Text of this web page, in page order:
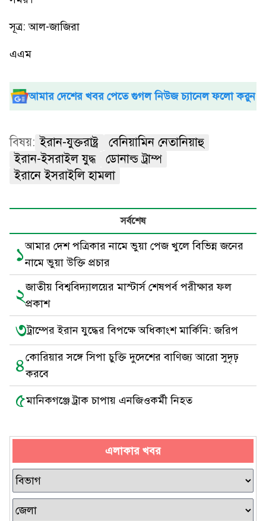
সূত্র: আল-জাজিরা
এএম
আমার দেশের খবর পেতে গুগল নিউজ চ্যানেল ফলো করুন
বিষয়: ইরান-যুক্তরাষ্ট্র
বেনিয়ামিন নেতানিয়াহু
ইরান-ইসরাইল যুদ্ধ
ডোনাল্ড ট্রাম্প
ইরানে ইসরাইলি হামলা
সর্বশেষ
১আমার দেশ পত্রিকার নামে ভুয়া পেজ খুলে বিভিন্ন জনের
নামে ভুয়া উক্তি প্রচার
২জাতীয় বিশ্ববিদ্যালয়ের মাস্টার্স শেষপর্ব পরীক্ষার ফল
প্রকাশ
৩ট্রাম্পের ইরান যুদ্ধের বিপক্ষে অধিকাংশ মার্কিনি: জরিপ
৪কোরিয়ার সঙ্গে সিপা চুক্তি দুদেশের বাণিজ্য আরো সুদৃঢ়
করবে
৫মানিকগঞ্জে ট্রাক চাপায় এনজিওকর্মী নিহত
এলাকার খবর